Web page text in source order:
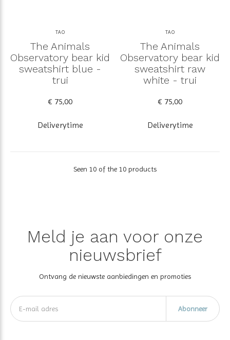
TAO
The Animals
Observatory bear kid
sweatshirt blue -
trui
€ 75,00
Deliverytime
TAO
The Animals
Observatory bear kid
sweatshirt raw
white - trui
€ 75,00
Deliverytime
Seen 10 of the 10 products
Meld je aan voor onze
nieuwsbrief
Ontvang de nieuwste aanbiedingen en promoties
Abonneer